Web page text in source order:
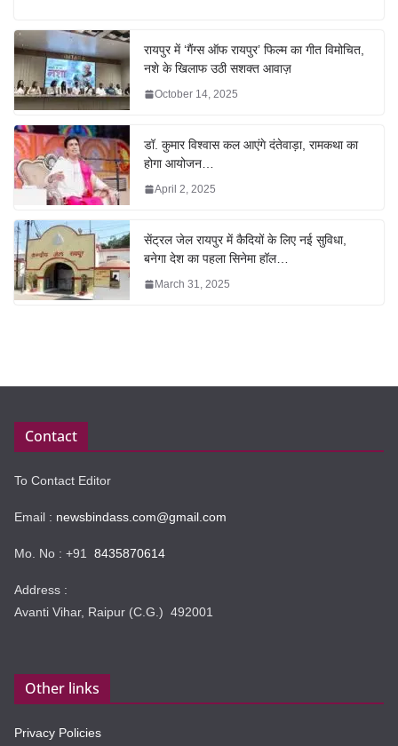
रायपुर में ‘गैंग्स ऑफ रायपुर’ फिल्म का गीत विमोचित,
नशे के खिलाफ उठी सशक्त आवाज़
October 14, 2025
डॉ. कुमार विश्वास कल आएंगे दंतेवाड़ा, रामकथा का
होगा आयोजन…
April 2, 2025
सेंट्रल जेल रायपुर में कैदियों के लिए नई सुविधा,
बनेगा देश का पहला सिनेमा हॉल…
March 31, 2025
Contact
To Contact Editor
Email : newsbindass.com@gmail.com
Mo. No : +91 8435870614
Address :
Avanti Vihar, Raipur (C.G.) 492001
Other links
Privacy Policies